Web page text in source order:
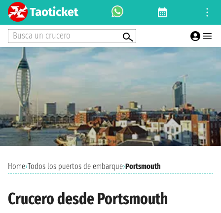
Busca un crucero
Home›Todos los puertos de embarque›Portsmouth
Crucero desde Portsmouth